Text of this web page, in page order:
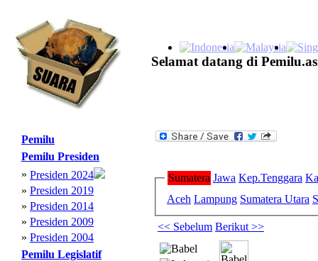
Selamat datang di
Pemilu
Pemilu Presiden
» Presiden 2024
» Presiden 2019
» Presiden 2014
» Presiden 2009
» Presiden 2004
Pemilu Legislatif
Sumatera Jawa Kep.Tenggara
Aceh Lampung Sumatera Utara
<< Sebelum Berikut >>